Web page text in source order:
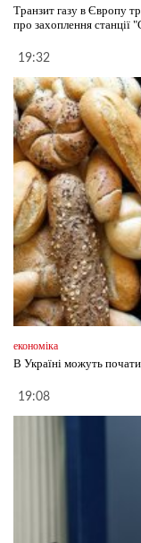
Транзит газу в Європу
про захоплення
19:32
економіка
В Україні можуть
19:08